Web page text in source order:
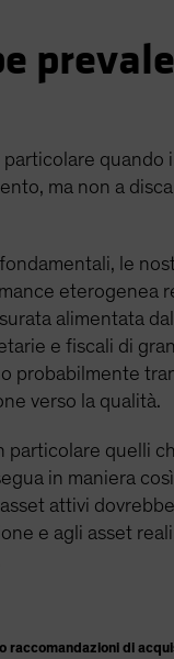
ma non a
le
eterogenea
alimentata
e fiscali di
probabilmente
verso la qualità.
particolare quelli
in maniera
attivi
e agli asset
raccomandazioni di